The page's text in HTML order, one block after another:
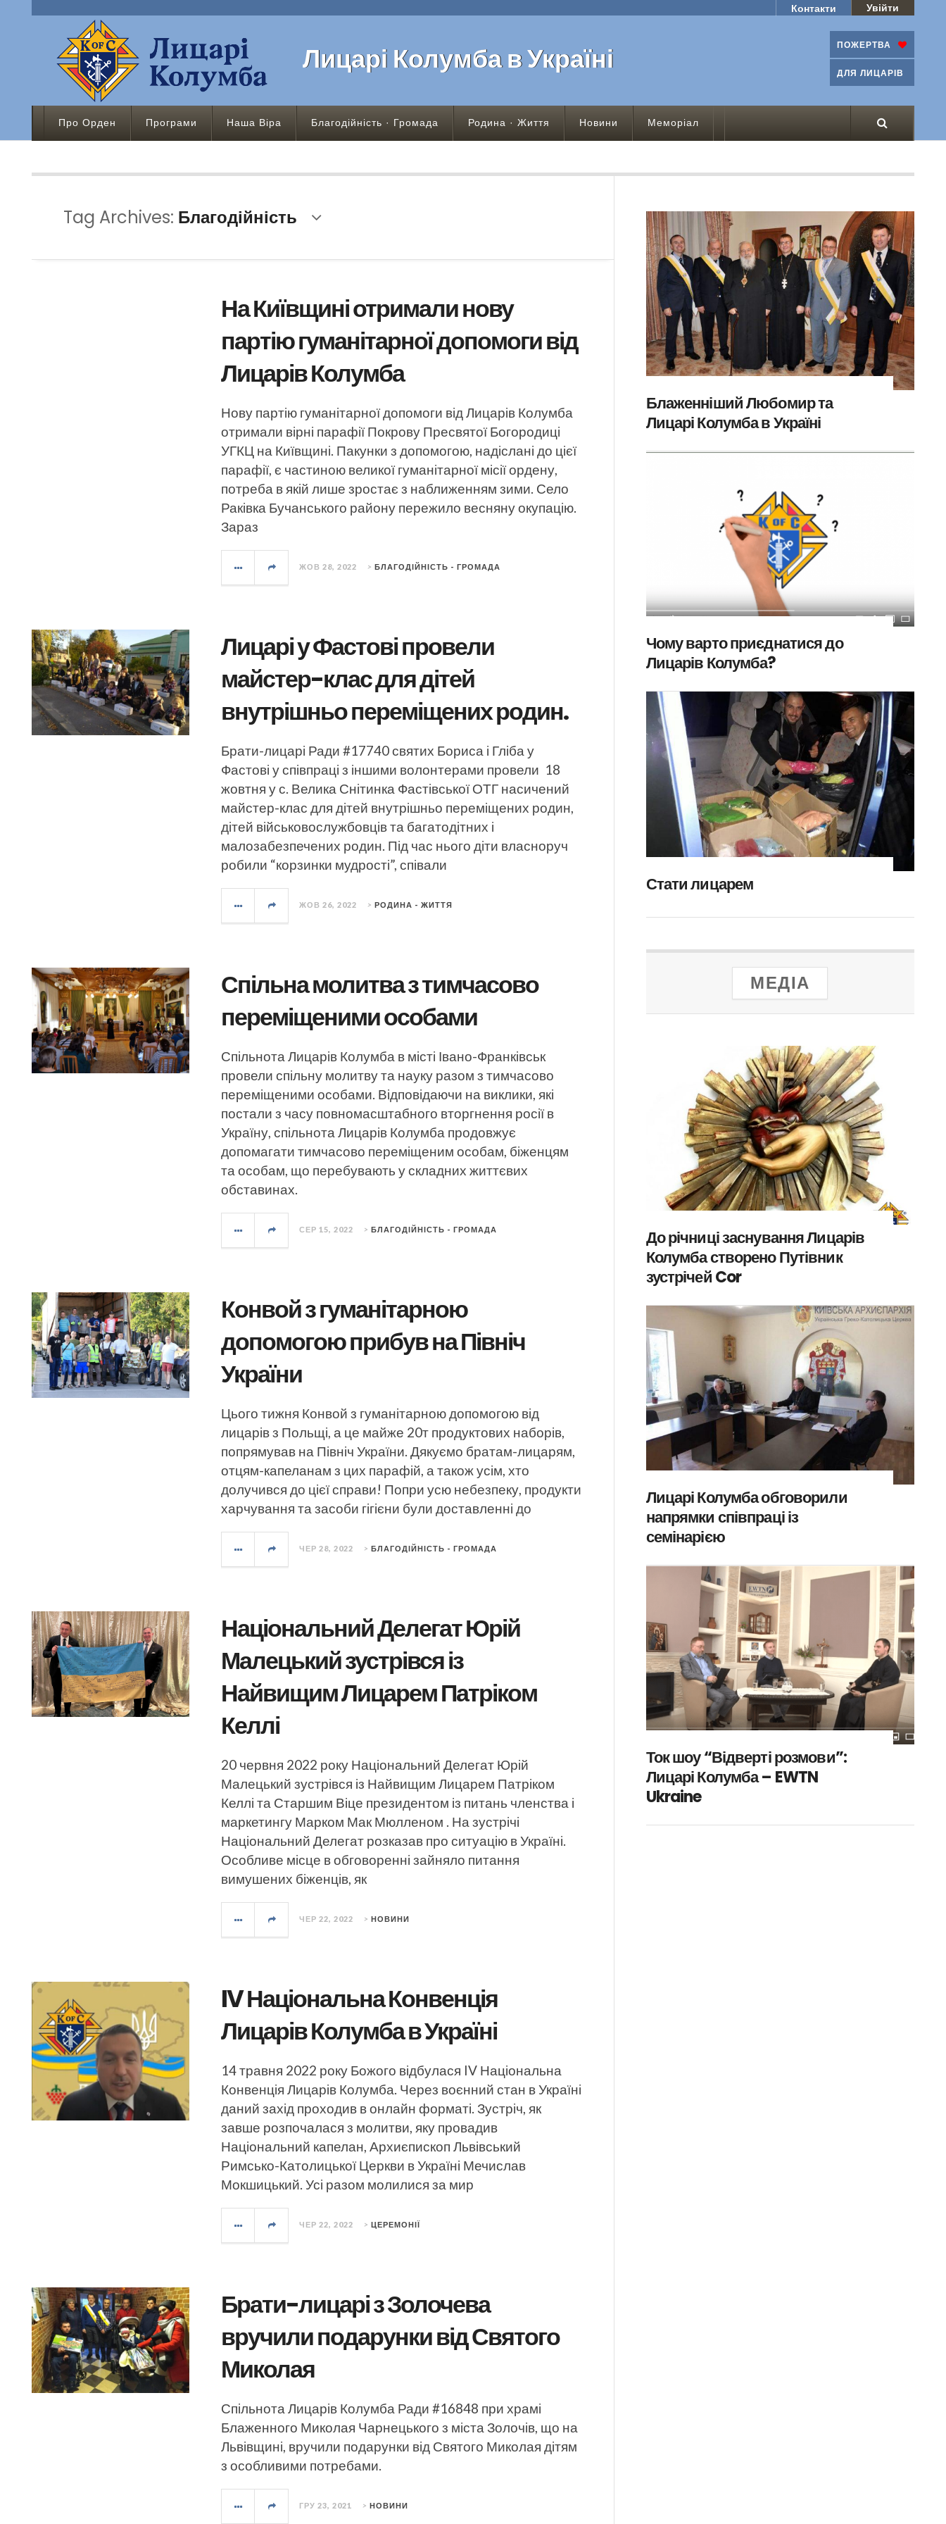
Контакти Увійти
Лицарі Колумба в Україні ПОЖЕРТВА
ДЛЯ ЛИЦАРІВ
Про Орден Програми Наша Віра Благодійність · Громада Родина · Життя Новини Меморіал
Tag Archives: Благодійність
На Київщині отримали нову
партію гуманітарної допомоги від
Лицарів Колумба
Нову партію гуманітарної допомоги від Лицарів Колумба
отримали вірні парафії Покрову Пресвятої Богородиці
УГКЦ на Київщині. Пакунки з допомогою, надіслані до цієї
парафії, є частиною великої гуманітарної місії ордену,
потреба в якій лише зростає з наближенням зими. Село
Раківка Бучанського району пережило весняну окупацію.
Зараз
ЖОВ 28, 2022 > БЛАГОДІЙНІСТЬ - ГРОМАДА
Лицарі у Фастові провели
майстер-клас для дітей
внутрішньо переміщених родин.
Брати-лицарі Ради #17740 святих Бориса і Гліба у
Фастові у співпраці з іншими волонтерами провели 18
жовтня у с. Велика Снітинка Фастівської ОТГ насичений
майстер-клас для дітей внутрішньо переміщених родин,
дітей військовослужбовців та багатодітних і
малозабезпечених родин. Під час нього діти власноруч
робили “корзинки мудрості”, співали
ЖОВ 26, 2022 > РОДИНА - ЖИТТЯ
Спільна молитва з тимчасово
переміщеними особами
Спільнота Лицарів Колумба в місті Івано-Франківськ
провели спільну молитву та науку разом з тимчасово
переміщеними особами. Відповідаючи на виклики, які
постали з часу повномасштабного вторгнення росії в
Україну, спільнота Лицарів Колумба продовжує
допомагати тимчасово переміщеним особам, біженцям
та особам, що перебувають у складних життєвих
обставинах.
СЕР 15, 2022 > БЛАГОДІЙНІСТЬ - ГРОМАДА
Конвой з гуманітарною
допомогою прибув на Північ
України
Цього тижня Конвой з гуманітарною допомогою від
лицарів з Польщі, а це майже 20т продуктових наборів,
попрямував на Північ України. Дякуємо братам-лицарям,
отцям-капеланам з цих парафій, а також усім, хто
долучився до цієї справи! Попри усю небезпеку, продукти
харчування та засоби гігієни були доставленні до
ЧЕР 28, 2022 > БЛАГОДІЙНІСТЬ - ГРОМАДА
Національний Делегат Юрій
Малецький зустрівся із
Найвищим Лицарем Патріком
Келлі
20 червня 2022 року Національний Делегат Юрій
Малецький зустрівся із Найвищим Лицарем Патріком
Келлі та Старшим Віце президентом із питань членства і
маркетингу Марком Мак Мюлленом . На зустрічі
Національний Делегат розказав про ситуацію в Україні.
Особливе місце в обговоренні зайняло питання
вимушених біженців, як
ЧЕР 22, 2022 > НОВИНИ
IV Національна Конвенція
Лицарів Колумба в Україні
14 травня 2022 року Божого відбулася IV Національна
Конвенція Лицарів Колумба. Через воєнний стан в Україні
даний захід проходив в онлайн форматі. Зустріч, як
завше розпочалася з молитви, яку провадив
Національний капелан, Архиєпископ Львівський
Римсько-Католицької Церкви в Україні Мечислав
Мокшицький. Усі разом молилися за мир
ЧЕР 22, 2022 > ЦЕРЕМОНІЇ
Брати-лицарі з Золочева
вручили подарунки від Святого
Миколая
Спільнота Лицарів Колумба Ради #16848 при храмі
Блаженного Миколая Чарнецького з міста Золочів, що на
Львівщині, вручили подарунки від Святого Миколая дітям
з особливими потребами.
ГРУ 23, 2021 > НОВИНИ
Блаженніший Любомир та
Лицарі Колумба в Україні
Чому варто приєднатися до
Лицарів Колумба?
Стати лицарем
МЕДІА
До річниці заснування Лицарів
Колумба створено Путівник
зустрічей Cor
Лицарі Колумба обговорили
напрямки співпраці із
семінарією
Ток шоу “Відверті розмови”:
Лицарі Колумба – EWTN
Ukraine